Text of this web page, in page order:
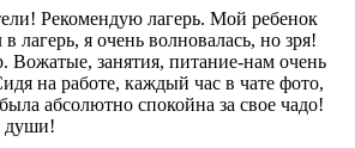
Рекомендую лагерь. Мой ребенок
лагерь, я очень волновалась, но зря!
Вожатые, занятия, питание-нам очень
на работе, каждый час в чате фото,
абсолютно спокойна за свое чадо!
души!